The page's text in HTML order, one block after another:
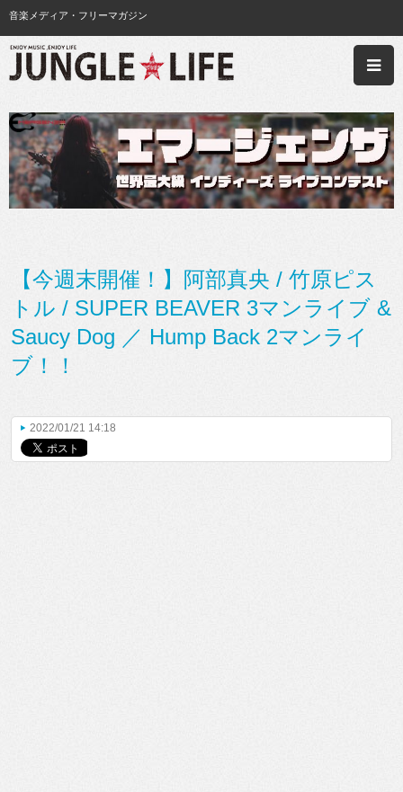
音楽メディア・フリーマガジン
【今週末開催！】阿部真央 / 竹原ピス
トル / SUPER BEAVER 3マンライブ &
Saucy Dog ／ Hump Back 2マンライ
ブ！！
2022/01/21 14:18